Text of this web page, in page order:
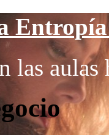
las aulas